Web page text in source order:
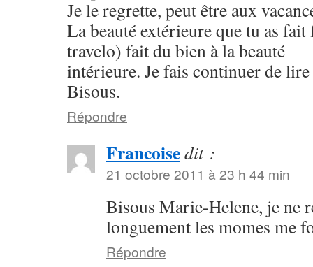
Je le regrette, peut être aux
La beauté extérieure que tu as
travelo) fait du bien à la beauté
intérieure. Je fais continuer de
Bisous.
Répondre
Francoisedit :
21 octobre 2011 à 23 h 44 min
Bisous Marie-Helene, je ne
longuement les momes me
Répondre